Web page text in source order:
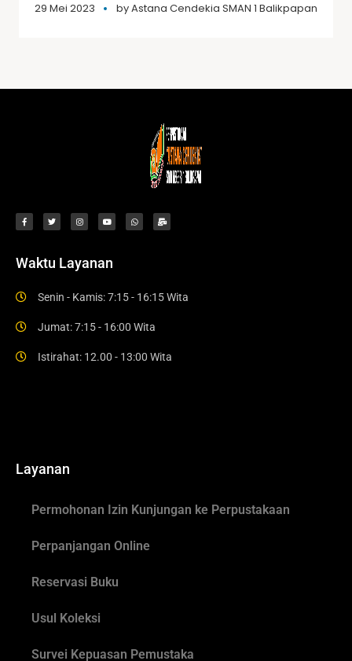
29 Mei 2023 byAstana Cendekia SMAN 1 Balikpapan
Waktu Layanan
Senin - Kamis: 7:15 - 16:15 Wita
Jumat: 7:15 - 16:00 Wita
Istirahat: 12.00 - 13:00 Wita
Layanan
Permohonan Izin Kunjungan ke Perpustakaan
Perpanjangan Online
Reservasi Buku
Usul Koleksi
Survei Kepuasan Pemustaka